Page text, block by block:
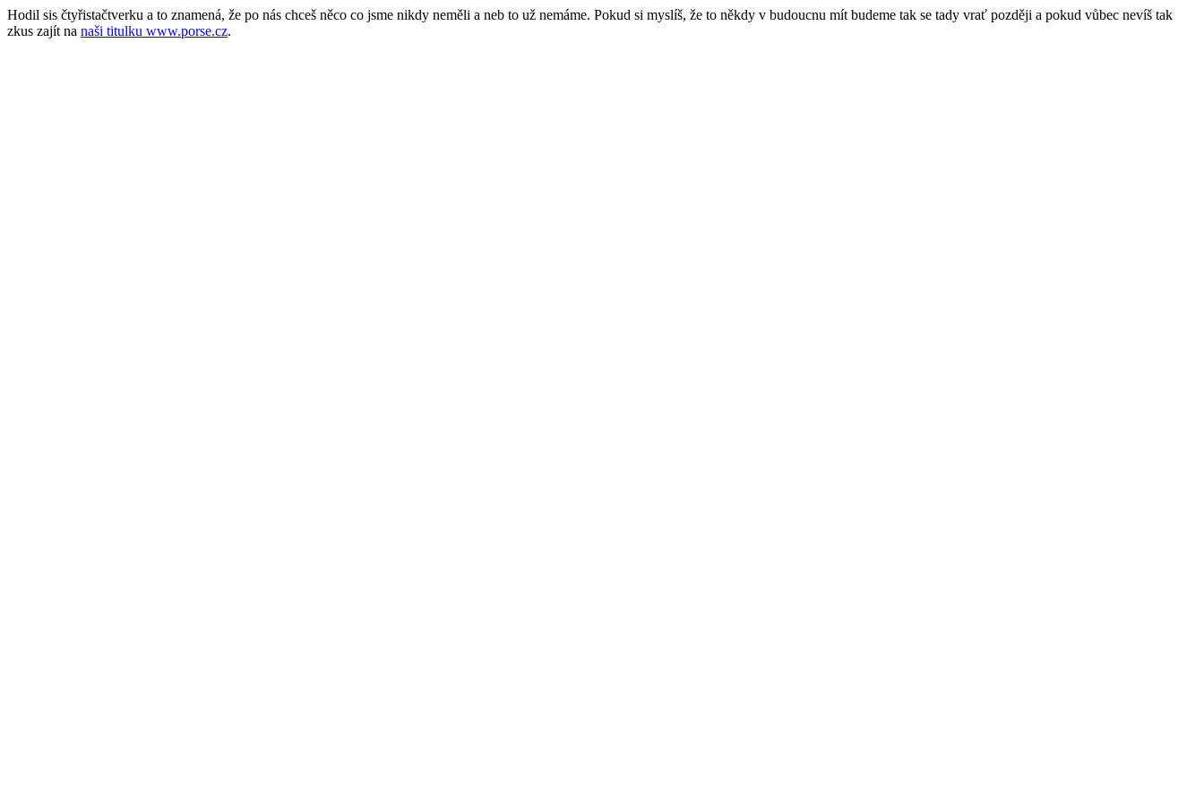
Hodil sis čtyřistačtverku a to znamená, že po nás chceš něco co jsme nikdy neměli a neb to už nemáme. Pokud si myslíš, že to někdy v budoucnu mít budeme tak se tady vrať později a pokud vůbec nevíš tak
zkus zajít na naši titulku www.porse.cz.